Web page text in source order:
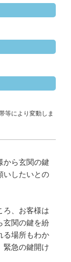
等により変動しま
から玄関の鍵
いしたいとの
ろ、お客様は
玄関の鍵を紛
る場所もわか
緊急の鍵開け